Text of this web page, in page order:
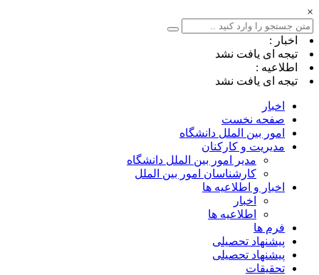
×
اخبار :
تیجه ای یافت نشد
اطلاعیه :
تیجه ای یافت نشد
اخبار
صفحه نخست
امور بین الملل دانشگاه
مدیریت و کارکنان
مدیر امور بین الملل دانشگاه
کارشناسان امور بین الملل
اخبار و اطلاعیه ها
اخبار
اطلاعیه ها
فرم ها
پیشنهاد تحصیلی
پیشنهاد تحصیلی
تحقیقات